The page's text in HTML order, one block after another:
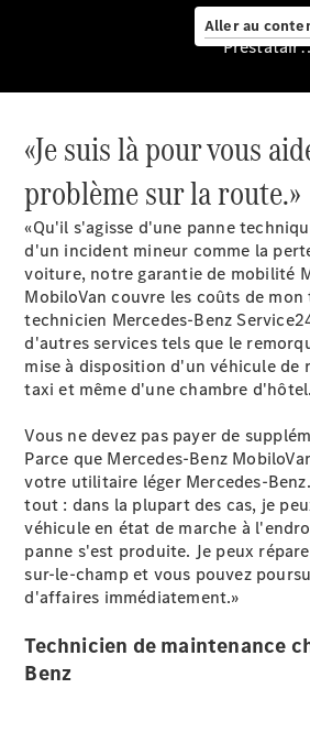
Aller au
Services
Aperçu
Van Service
dépannage
& assistance
client
Solutions
de mobilité
Commande
intelligente
du véhicule
pièces
Prestataire /
«Je suis là pour vous
problème sur la route.»
«Qu'il s'agisse d'une panne
d'un incident mineur comme la
voiture, notre garantie de mobilité
MobiloVan couvre les coûts de
technicien Mercedes-Benz
d'autres services tels que le
mise à disposition d'un véhicule de
taxi et même d'une chambre d'hôtel.
Vous ne devez pas payer de
Parce que Mercedes-Benz
votre utilitaire léger Mercedes-Benz.
tout : dans la plupart des cas, je
véhicule en état de marche à
panne s'est produite. Je peux
sur-le-champ et vous pouvez
d'affaires immédiatement.»
Technicien de maintenance
Benz